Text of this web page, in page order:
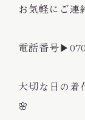
お気軽にご連
電話番号
大切な日の着
🌸